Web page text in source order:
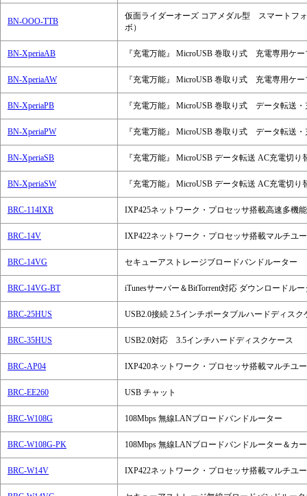
BN-OOO-TTB
仮面ライダーオーズ コアメダル型 スマートフ
ボ）
BN-XperiaAB 『充電万能』 MicroUSB 巻取り式 充電専用ケー
BN-XperiaAW 『充電万能』 MicroUSB 巻取り式 充電専用ケー
BN-XperiaPB 『充電万能』 MicroUSB 巻取り式 データ転送
BN-XperiaPW 『充電万能』 MicroUSB 巻取り式 データ転送
BN-XperiaSB 『充電万能』 MicroUSB データ転送 AC充電切
BN-XperiaSW 『充電万能』 MicroUSB データ転送 AC充電切
BRC-114IXR IXP425ネットワーク・プロセッサ搭載高速多機
BRC-14V IXP422ネットワーク・プロセッサ搭載マルチユ
BRC-14VG セキューアストレージブロードバンドルーター
BRC-14VG-BT iTunesサーバー＆BitTorrent対応 ダウンロードル
BRC-25HUS USB2.0接続 2.5インチポータブルハードディスク
BRC-35HUS USB2.0対応 3.5インチハードディスクケース
BRC-AP04 IXP420ネットワーク・プロセッサ搭載マルチユ
BRC-EE260 USB チャット
BRC-W108G 108Mbps 無線LANブロードバンドルーター
BRC-W108G-PK 108Mbps 無線LANブロードバンドルーター＆カ
BRC-W14V IXP422ネットワーク・プロセッサ搭載マルチユ